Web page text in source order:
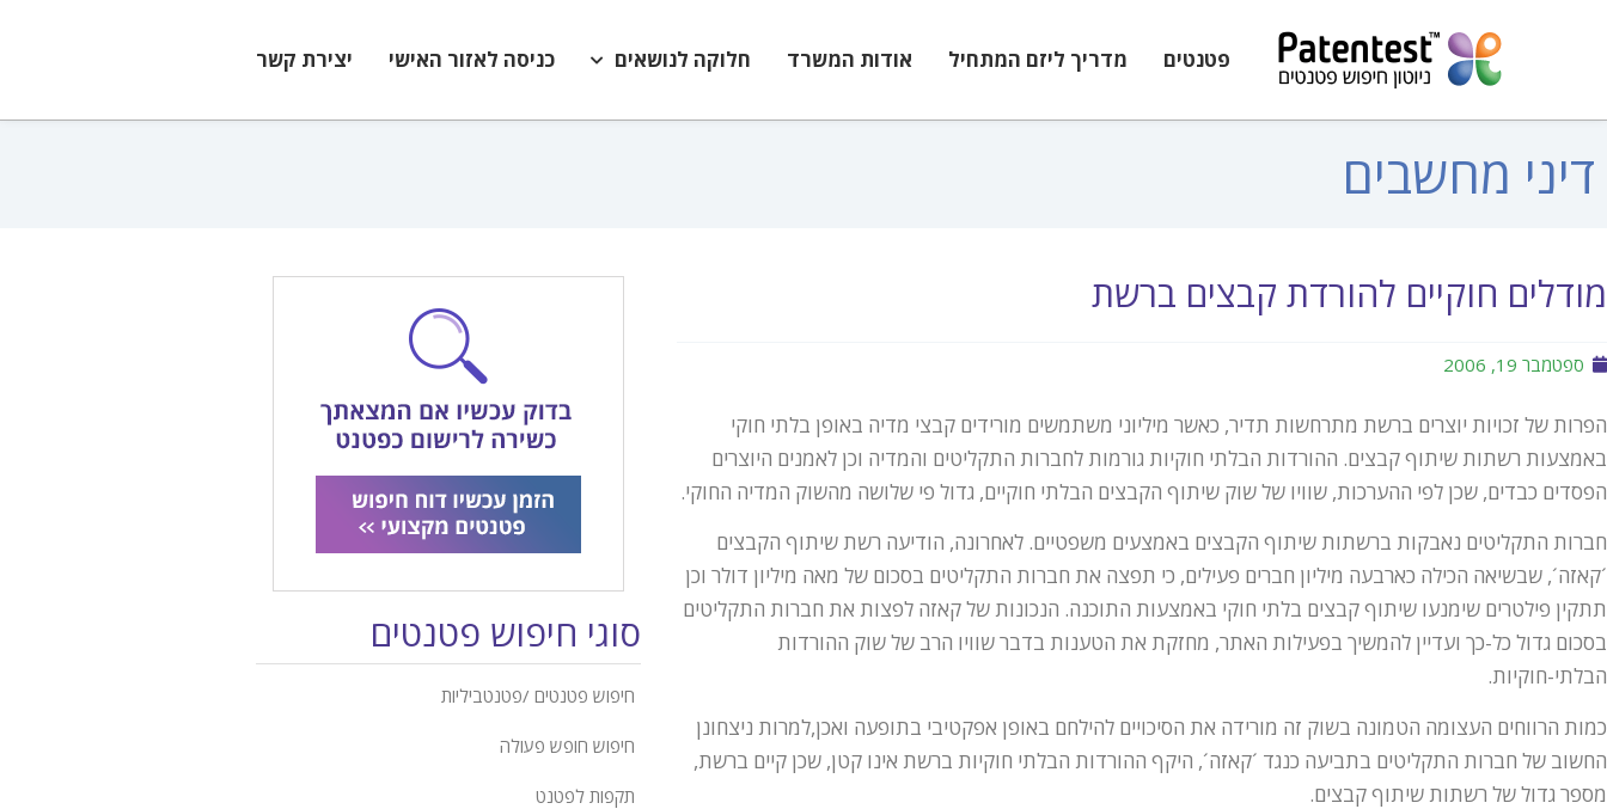
פטנטים מדריך ליזם המתחיל אודות המשרד חלוקה לנושאים כניסה לאזור האישי יצירת קשר
דיני מחשבים
מודלים חוקיים להורדת קבצים ברשת
ספטמבר 19, 2006
הפרות של זכויות יוצרים ברשת מתרחשות תדיר, כאשר מיליוני משתמשים מורידים קבצי מדיה באופן בלתי חוקי
באמצעות רשתות שיתוף קבצים. ההורדות הבלתי חוקיות גורמות לחברות התקליטים והמדיה וכן לאמנים היוצרים
הפסדים כבדים, שכן לפי ההערכות, שוויו של שוק שיתוף הקבצים הבלתי חוקיים, גדול פי שלושה מהשוק המדיה החוקי.
חברות התקליטים נאבקות ברשתות שיתוף הקבצים באמצעים משפטיים. לאחרונה, הודיעה רשת שיתוף הקבצים
´קאזה´, שבשיאה הכילה כארבעה מיליון חברים פעילים, כי תפצה את חברות התקליטים בסכום של מאה מיליון דולר וכן
תתקין פילטרים שימנעו שיתוף קבצים בלתי חוקי באמצעות התוכנה. הנכונות של קאזה לפצות את חברות התקליטים
בסכום גדול כל-כך ועדיין להמשיך בפעילות האתר, מחזקת את הטענות בדבר שוויו הרב של שוק ההורדות
הבלתי-חוקיות.
כמות הרווחים העצומה הטמונה בשוק זה מורידה את הסיכויים להילחם באופן אפקטיבי בתופעה ואכן,למרות ניצחונן
החשוב של חברות התקליטים בתביעה כנגד ´קאזה´, היקף ההורדות הבלתי חוקיות ברשת אינו קטן, שכן קיים ברשת,
מספר גדול של רשתות שיתוף קבצים.
סוגי חיפוש פטנטים
חיפוש פטנטים /פטנטביליות
חיפוש חופש פעולה
תקפות לפטנט